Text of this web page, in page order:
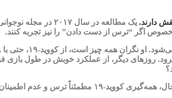
دارند.
یک مطالعه در سال
خصوص اگر “ترس از دست دادن” را نیز تجربه کنند.
دختر ۱۵ ساله‌ام همیشه مضطرب
روزهای دیگر، از عملکرد خوبش در طول بازی
از مردم تشدید کرده است.